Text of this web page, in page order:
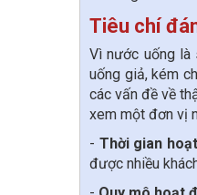
Tiêu chí
Vì nước uống là
uống giả, kém
các vấn đề về
xem một đơn vị
- Thời gian
được nhiều